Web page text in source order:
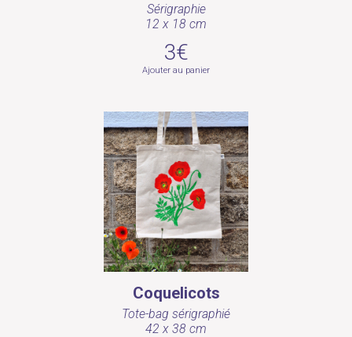
Sérigraphie
12 x 18 cm
3€
Ajouter au panier
Coquelicots
Tote-bag sérigraphié
42 x 38 cm